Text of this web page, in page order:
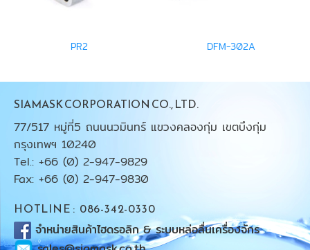
PR2 DFM-302A
SIAMASK CORPORATION CO., LTD.
77/517 หมู่ที่5 ถนนนวมินทร์ แขวงคลองกุ่ม เขตบึงกุ่ม
กรุงเทพฯ 10240
Tel.: +66 (0) 2-947-9829
Fax: +66 (0) 2-947-9830
HOTLINE : 086-342-0330
จำหน่ายสินค้าไฮดรอลิก & ระบบหล่อลื่นเครื่องจักร